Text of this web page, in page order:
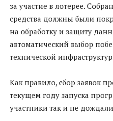
за участие в лотерее.
средства должны были
на обработку и защиту
автоматический выбор
технической
Как правило, сбор заявок
текущем году запуска
участники так и не